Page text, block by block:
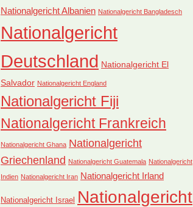
Nationalgericht Albanien Nationalgericht Bangladesch
Nationalgericht
Deutschland Nationalgericht El
Salvador Nationalgericht England
Nationalgericht Fiji
Nationalgericht Frankreich
Nationalgericht Ghana Nationalgericht
Griechenland Nationalgericht Guatemala Nationalgericht
Indien Nationalgericht Iran Nationalgericht Irland
Nationalgericht Israel Nationalgericht